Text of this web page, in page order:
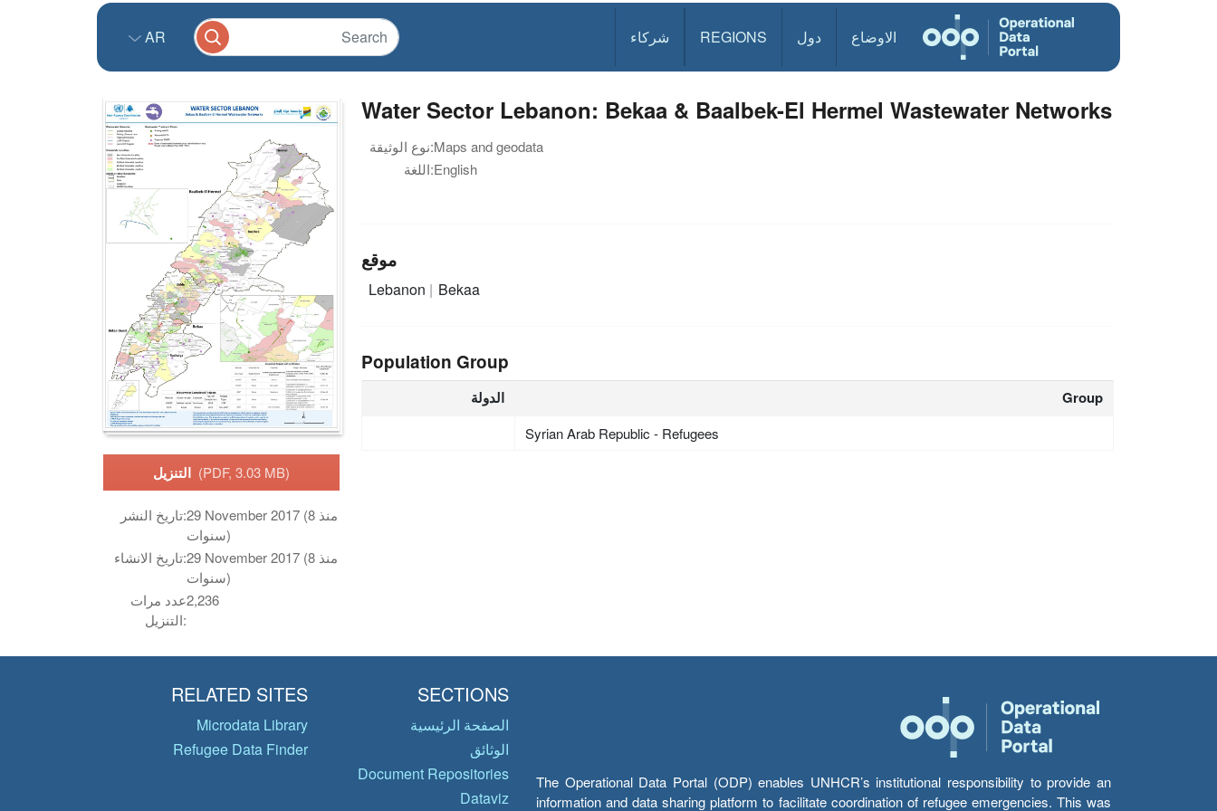
الاوضاع دول REGIONS شركاء AR
(PDF, 3.03 MB)
تاريخ النشر:29 November 2017 (منذ 8
سنوات)
تاريخ الانشاء:29 November 2017 (منذ 8
سنوات)
عدد مرات
التنزيل:
2,236
Water Sector Lebanon: Bekaa & Baalbek-El Hermel Wastewater Networks
نوع الوثيقة:Maps and geodata
اللغة:English
موقع
Lebanon Bekaa
Population Group
الدولة Group
Syrian Arab Republic - Refugees
The Operational Data Portal (ODP) enables UNHCR’s institutional responsibility to provide an
information and data sharing platform to facilitate coordination of refugee emergencies. This was
SECTIONS
الصفحة الرئيسية
الوثائق
Document Repositories
Dataviz
RELATED SITES
Microdata Library
Refugee Data Finder